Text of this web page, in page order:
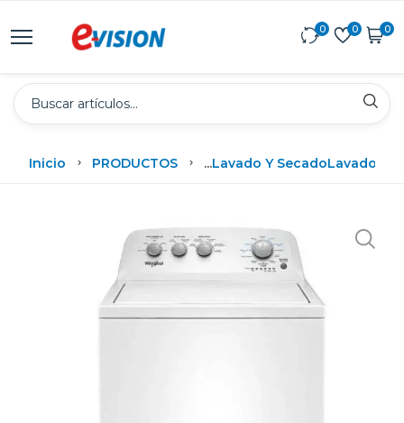
0 0 0
Inicio PRODUCTOS ...Lavado Y SecadoLavadora